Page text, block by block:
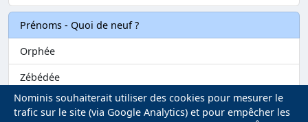
Prénoms - Quoi de neuf ?
Orphée
Zébédée
Melvil
Nominis souhaiterait utiliser des cookies pour mesurer le
trafic sur le site (via Google Analytics) et pour empêcher les